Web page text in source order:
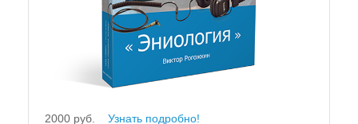
2000 руб. Узнать подробно!